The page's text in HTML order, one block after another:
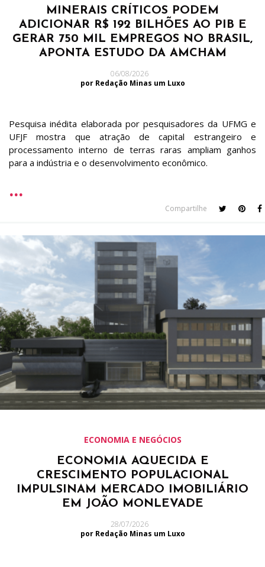
MINERAIS CRÍTICOS PODEM
ADICIONAR R$ 192 BILHÕES AO PIB E
GERAR 750 MIL EMPREGOS NO BRASIL,
APONTA ESTUDO DA AMCHAM
06/08/2026
por Redação Minas um Luxo
Pesquisa inédita elaborada por pesquisadores da UFMG e
UFJF mostra que atração de capital estrangeiro e
processamento interno de terras raras ampliam ganhos
para a indústria e o desenvolvimento econômico.
Compartilhe
ECONOMIA E NEGÓCIOS
ECONOMIA AQUECIDA E
CRESCIMENTO POPULACIONAL
IMPULSINAM MERCADO IMOBILIÁRIO
EM JOÃO MONLEVADE
28/07/2026
por Redação Minas um Luxo